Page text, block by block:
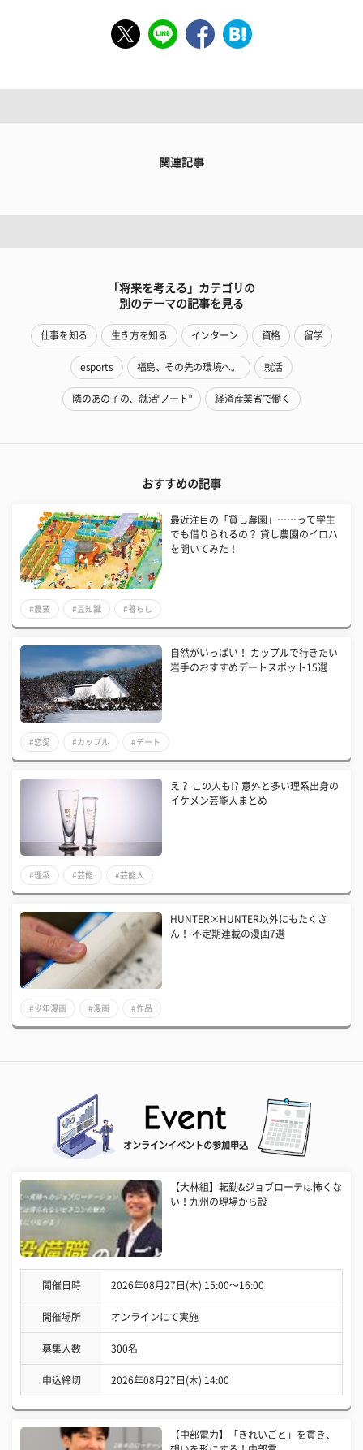
関連記事
「将来を考える」カテゴリの
別のテーマの記事を見る
仕事を知る 生き方を知る インターン 資格 留学
esports 福島、その先の環境へ。 就活
隣のあの子の、就活"ノート" 経済産業省で働く
おすすめの記事
最近注目の「貸し農園」……って学生
でも借りられるの？ 貸し農園のイロハ
を聞いてみた！
#農業 #豆知識 #暮らし
自然がいっぱい！ カップルで行きたい
岩手のおすすめデートスポット15選
#恋愛 #カップル #デート
え？ この人も!? 意外と多い理系出身の
イケメン芸能人まとめ
#理系 #芸能 #芸能人
HUNTER×HUNTER以外にもたくさ
ん！ 不定期連載の漫画7選
#少年漫画 #漫画 #作品
オンラインイベントの参加申込
【大林組】転勤&ジョブローテは怖くな
い！九州の現場から設
開催日時 2026年08月27日(木) 15:00〜16:00
開催場所 オンラインにて実施
募集人数 300名
申込締切 2026年08月27日(木) 14:00
【中部電力】「きれいごと」を貫き、